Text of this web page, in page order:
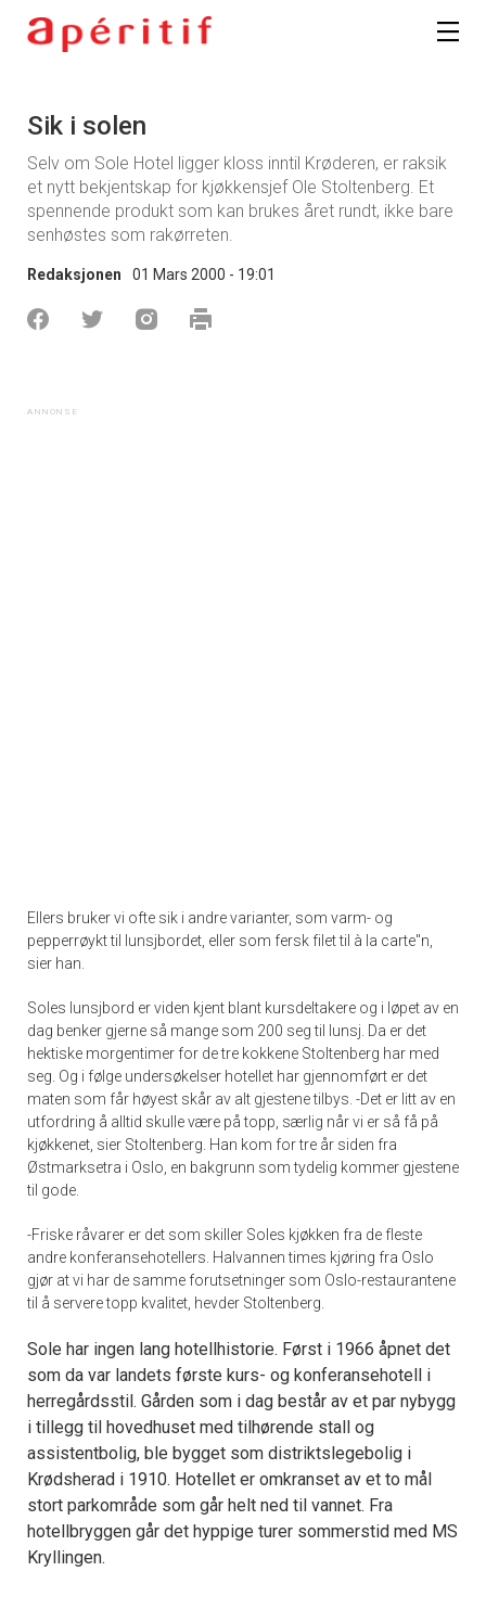
Sik i solen
Selv om Sole Hotel ligger kloss inntil Krøderen, er raksik
et nytt bekjentskap for kjøkkensjef Ole Stoltenberg. Et
spennende produkt som kan brukes året rundt, ikke bare
senhøstes som rakørreten.
Redaksjonen 01 Mars 2000 - 19:01
Ellers bruker vi ofte sik i andre varianter, som varm- og
pepperrøykt til lunsjbordet, eller som fersk filet til à la carte''n,
sier han.
Soles lunsjbord er viden kjent blant kursdeltakere og i løpet av en
dag benker gjerne så mange som 200 seg til lunsj. Da er det
hektiske morgentimer for de tre kokkene Stoltenberg har med
seg. Og i følge undersøkelser hotellet har gjennomført er det
maten som får høyest skår av alt gjestene tilbys. -Det er litt av en
utfordring å alltid skulle være på topp, særlig når vi er så få på
kjøkkenet, sier Stoltenberg. Han kom for tre år siden fra
Østmarksetra i Oslo, en bakgrunn som tydelig kommer gjestene
til gode.
-Friske råvarer er det som skiller Soles kjøkken fra de fleste
andre konferansehotellers. Halvannen times kjøring fra Oslo
gjør at vi har de samme forutsetninger som Oslo-restaurantene
til å servere topp kvalitet, hevder Stoltenberg.
Sole har ingen lang hotellhistorie. Først i 1966 åpnet det
som da var landets første kurs- og konferansehotell i
herregårdsstil. Gården som i dag består av et par nybygg
i tillegg til hovedhuset med tilhørende stall og
assistentbolig, ble bygget som distriktslegebolig i
Krødsherad i 1910. Hotellet er omkranset av et to mål
stort parkområde som går helt ned til vannet. Fra
hotellbryggen går det hyppige turer sommerstid med MS
Kryllingen.